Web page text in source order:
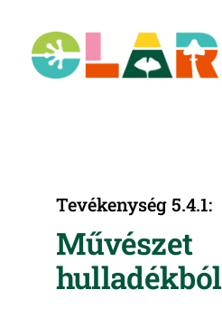
tartalomhoz
Tevékenység 5.4.1:
Művészet
hulladékból